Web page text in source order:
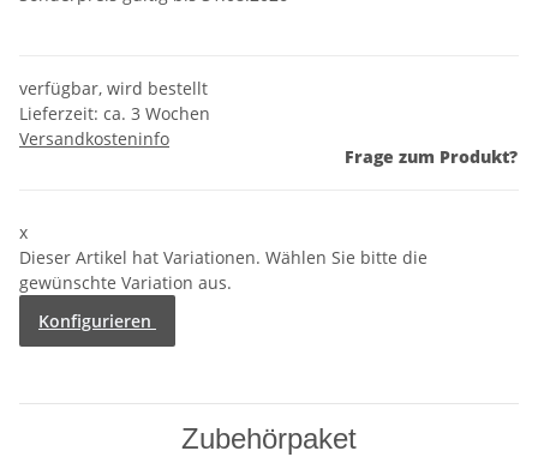
verfügbar, wird bestellt
Lieferzeit: ca. 3 Wochen
Versandkosteninfo
Frage zum Produkt?
x
Dieser Artikel hat Variationen. Wählen Sie bitte die
gewünschte Variation aus.
Konfigurieren
Zubehörpaket